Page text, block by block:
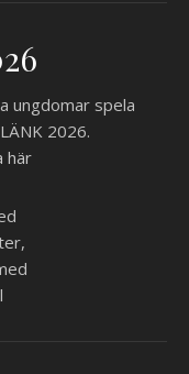
ungdomar spela
2026.
här